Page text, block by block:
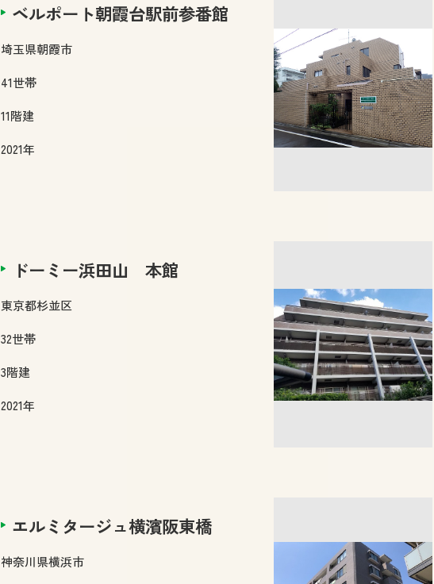
ベルポート朝霞台駅前参番館
埼玉県朝霞市
41世帯
11階建
2021年
ドーミー浜田山 本館
東京都杉並区
32世帯
3階建
2021年
エルミタージュ横濱阪東橋
神奈川県横浜市